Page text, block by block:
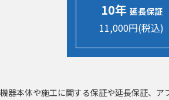
10年 延長保証
11,000円(税込)
機器本体や施工に関する保証や延長保証、ア